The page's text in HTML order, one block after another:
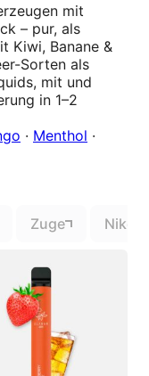
mit
– pur, als
Kiwi, Banane &
Sorten als
mit und
in 1–2
· Menthol ·
Zuge